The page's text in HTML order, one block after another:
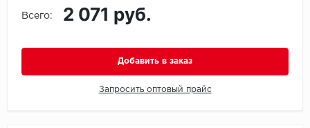
Millenium
Всего: 2 071 руб.
Добавить в заказ
Запросить оптовый прайс